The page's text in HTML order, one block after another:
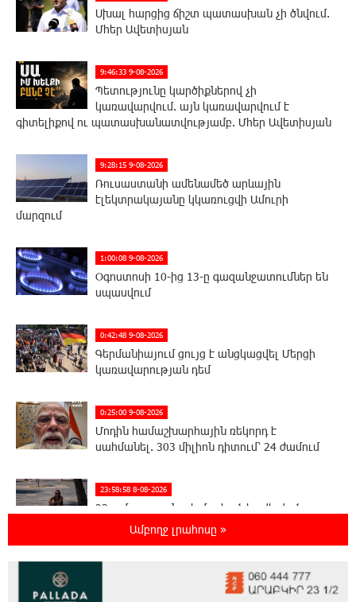
Սխալ հարցից ճիշտ պատասխան չի ծնվում.
Մհեր Ավետիսյան
9:46:33 9-08-2026
Պետությունը կարծիքներով չի
կառավարվում. այն կառավարվում է
գիտելիքով ու պատասխանատվությամբ. Մհեր Ավետիսյան
9:28:15 9-08-2026
Ռուսաստանի ամենամեծ արևային
էլեկտրակայանը կկառուցվի Ամուրի
մարզում
1:00:08 9-08-2026
Օգոստոսի 10-ից 13-ը գազանջատումներ են
սպասվում
0:42:48 9-08-2026
Գերմանիայում ցույց է անցկացվել Մերցի
կառավարության դեմ
0:25:00 9-08-2026
Մոդին համաշխարհային ռեկորդ է
սահմանել. 303 միլիոն դիտում՝ 24 ժամում
23:58:58 8-08-2026
23-ամյա ուսանողի մշակած հավելվածը
հարավկորեական App Store-ում շրջանցել է
Ամբողջ լրահոսը »